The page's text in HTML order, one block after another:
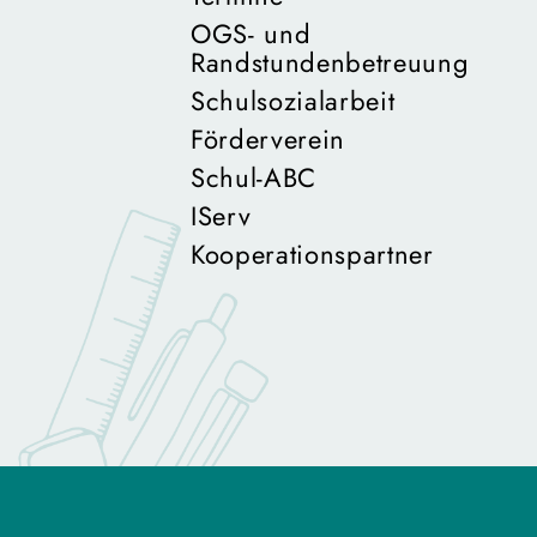
OGS- und
Randstundenbetreuung
Schulsozialarbeit
Förderverein
Schul-ABC
IServ
Kooperationspartner